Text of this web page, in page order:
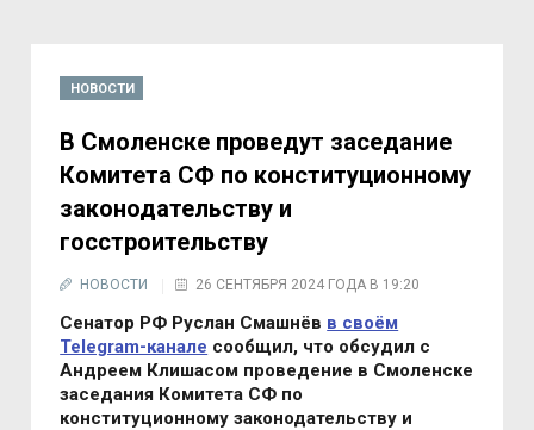
НОВОСТИ
В Смоленске проведут заседание
Комитета СФ по конституционному
законодательству и
госстроительству
НОВОСТИ 26 СЕНТЯБРЯ 2024 ГОДА В 19:20
Сенатор РФ Руслан Смашнёв в своём
Telegram-канале сообщил, что обсудил с
Андреем Клишасом проведение в Смоленске
заседания Комитета СФ по
конституционному законодательству и